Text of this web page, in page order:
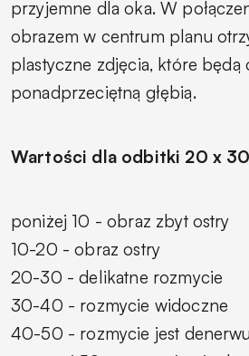
przyjemne dla oka. W
obrazem w centrum planu
plastyczne zdjęcia, które będą
ponadprzeciętną głębią.
Wartości dla odbitki 20 x
poniżej 10 - obraz zbyt ostry
10-20 - obraz ostry
20-30 - delikatne rozmycie
30-40 - rozmycie widoczne
40-50 - rozmycie jest